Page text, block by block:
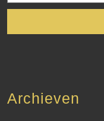
Archieven